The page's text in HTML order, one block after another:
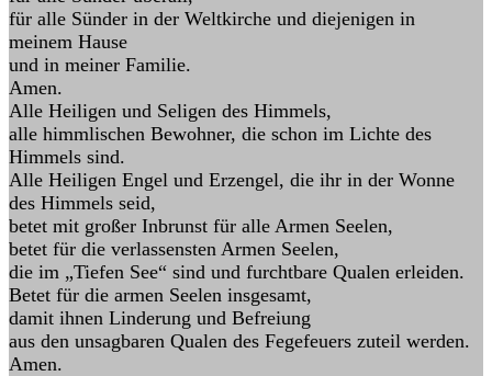
für alle Sünder in der Weltkirche und diejenigen in
meinem Hause
und in meiner Familie.
Amen.
Alle Heiligen und Seligen des Himmels,
alle himmlischen Bewohner, die schon im Lichte des
Himmels sind.
Alle Heiligen Engel und Erzengel, die ihr in der Wonne
des Himmels seid,
betet mit großer Inbrunst für alle Armen Seelen,
betet für die verlassensten Armen Seelen,
die im „Tiefen See“ sind und furchtbare Qualen erleiden.
Betet für die armen Seelen insgesamt,
damit ihnen Linderung und Befreiung
aus den unsagbaren Qualen des Fegefeuers zuteil werden.
Amen.